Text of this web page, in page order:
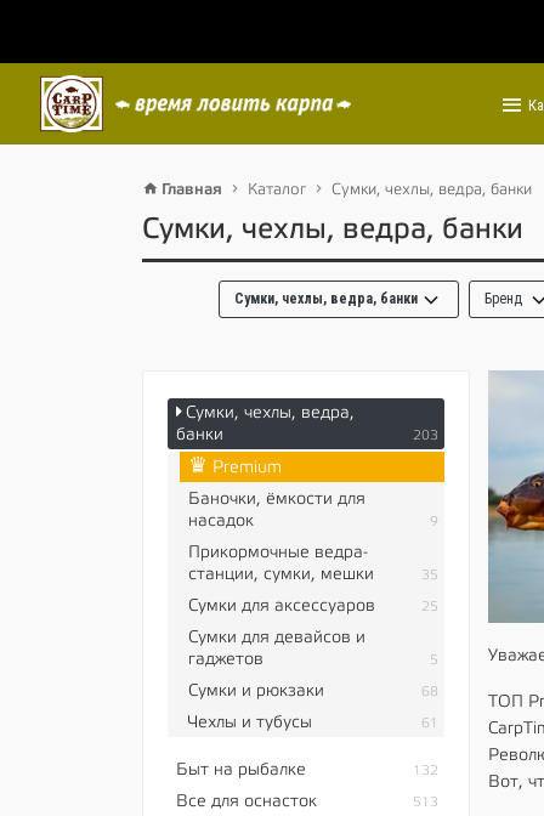
Главная Каталог Сумки, чехлы, ведра, банки
Сумки, чехлы, ведра, банки
Сумки, чехлы, ведра, банки Бренд
Сумки, чехлы, ведра,
банки
203
♛ Premium
Баночки, ёмкости для
насадок
9
Прикормочные ведра-
станции, сумки, мешки
35
Сумки для аксессуаров 25
Сумки для девайсов и
гаджетов
5
Сумки и рюкзаки 68
Чехлы и тубусы 61
Быт на рыбалке 132
Все для оснасток 513
ТОП
Вот,